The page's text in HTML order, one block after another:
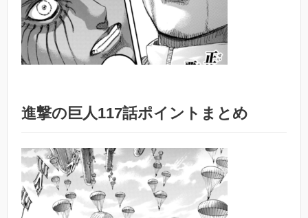
進撃の巨人117話ポイントまとめ